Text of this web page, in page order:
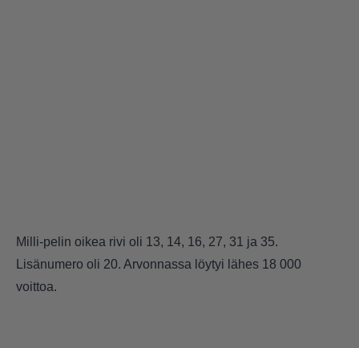
Milli-pelin oikea rivi oli 13, 14, 16, 27, 31 ja 35.
Lisänumero oli 20. Arvonnassa löytyi lähes 18 000
voittoa.